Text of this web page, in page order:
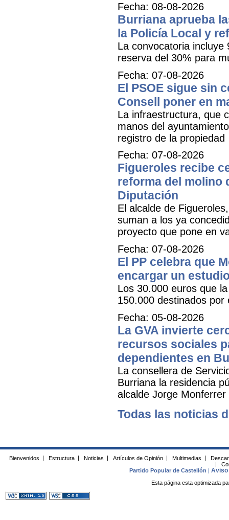
Fecha: 08-08-2026
Burriana aprueba
la Policía Local y
La convocatoria
reserva del 30% para
Fecha: 07-08-2026
El PSOE sigue sin
Consell poner en
La infraestructura, que
manos del
registro de la propiedad
Fecha: 07-08-2026
Figueroles recibe
reforma del molino
Diputación
El alcalde de
suman a los ya
proyecto que pone en
Fecha: 07-08-2026
El PP celebra que
encargar un
Los 30.000 euros que
150.000 destinados
Fecha: 05-08-2026
La GVA invierte
recursos sociales
dependientes en
La consellera de
Burriana la residencia
alcalde Jorge Monferrer
Todas las noticias
Bienvenidos Estructura Noticias Artículos de Opinión Multimedias
Partido Popular de Castellón
|Aviso
Esta página esta optimizada